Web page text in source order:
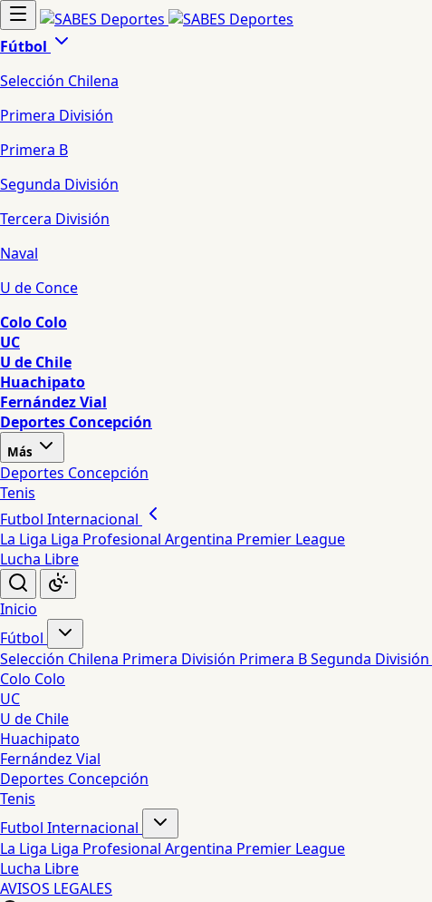
Fútbol
Selección Chilena
Primera División
Primera B
Segunda División
Tercera División
Naval
U de Conce
Colo Colo
UC
U de Chile
Huachipato
Fernández Vial
Deportes Concepción
Más
Deportes Concepción
Tenis
Futbol Internacional
La Liga Liga Profesional Argentina Premier League
Lucha Libre
Inicio
Fútbol
Selección Chilena Primera División Primera BSegunda División
Colo Colo
UC
U de Chile
Huachipato
Fernández Vial
Deportes Concepción
Tenis
Futbol Internacional
La Liga Liga Profesional Argentina Premier League
Lucha Libre
AVISOS LEGALES